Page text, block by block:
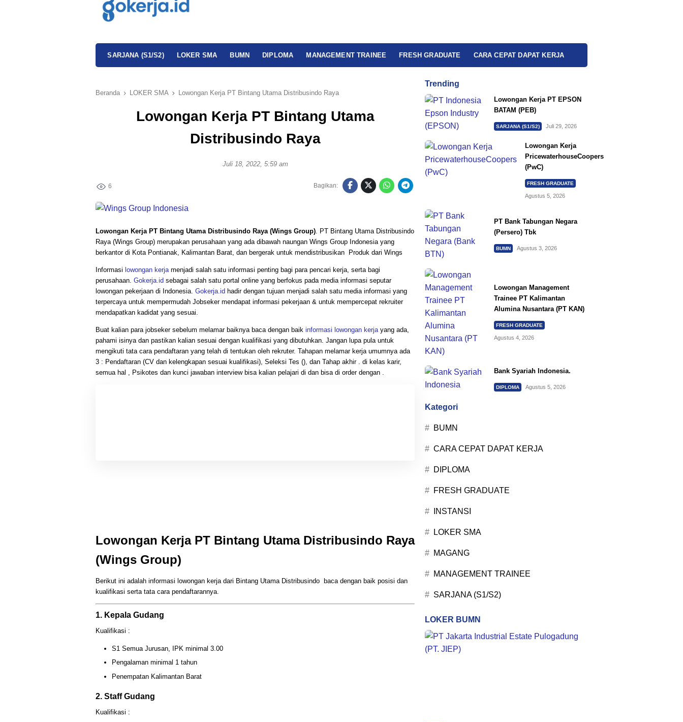
SARJANA (S1/S2) LOKER SMA BUMN DIPLOMA MANAGEMENT TRAINEE FRESH GRADUATE CARA CEPAT DAPAT KERJA
Beranda LOKER SMA Lowongan Kerja PT Bintang Utama Distribusindo Raya
Lowongan Kerja PT Bintang Utama
Distribusindo Raya
Juli 18, 2022, 5:59 am
6 Bagikan:
Lowongan Kerja PT Bintang Utama Distribusindo Raya (Wings Group) . PT Bintang Utama Distribusindo
Raya (Wings Group) merupakan perusahaan yang ada dibawah naungan Wings Group Indonesia yang
berkantor di Kota Pontianak, Kalimantan Barat, dan bergerak untuk mendistribusikan Produk dari Wings
Informasi lowongan kerja menjadi salah satu informasi penting bagi para pencari kerja, serta bagi
perusahaan. Gokerja.id sebagai salah satu portal online yang berfokus pada media informasi seputar
lowongan pekerjaan di Indonesia. Gokerja.id hadir dengan tujuan menjadi salah satu media informasi yang
terpercaya untuk mempermudah Jobseker mendapat informasi pekerjaan & untuk mempercepat rekruiter
mendapatkan kadidat yang sesuai.
Buat kalian para jobseker sebelum melamar baiknya baca dengan baik informasi lowongan kerjayang ada,
pahami isinya dan pastikan kalian sesuai dengan kualifikasi yang dibutuhkan. Jangan lupa pula untuk
mengikuti tata cara pendaftaran yang telah di tentukan oleh rekruter. Tahapan melamar kerja umumnya ada
3 : Pendaftaran (CV dan kelengkapan sesuai kualifikasi), Seleksi Tes (), dan Tahap akhir . di kelas karir,
semua hal , Psikotes dan kunci jawaban interview bisa kalian pelajari di dan bisa di order dengan .
Lowongan Kerja PT Bintang Utama Distribusindo Raya
(Wings Group)
Berikut ini adalah informasi lowongan kerja dari Bintang Utama Distribusindo baca dengan baik posisi dan
kualifikasi serta tata cara pendaftarannya.
1. Kepala Gudang
Kualifikasi :
S1 Semua Jurusan, IPK minimal 3.00
Pengalaman minimal 1 tahun
Penempatan Kalimantan Barat
2. Staff Gudang
Kualifikasi :
Trending
Lowongan Kerja PT EPSON
BATAM (PEB)
SARJANA (S1/S2) Juli 29, 2026
Lowongan Kerja
PricewaterhouseCoopers
(PwC)
FRESH GRADUATE
Agustus 5, 2026
PT Bank Tabungan Negara
(Persero) Tbk
BUMN Agustus 3, 2026
Lowongan Management
Trainee PT Kalimantan
Alumina Nusantara (PT KAN)
FRESH GRADUATE
Agustus 4, 2026
Bank Syariah Indonesia.
DIPLOMA Agustus 5, 2026
Kategori
BUMN
CARA CEPAT DAPAT KERJA
DIPLOMA
FRESH GRADUATE
INSTANSI
LOKER SMA
MAGANG
MANAGEMENT TRAINEE
SARJANA (S1/S2)
LOKER BUMN